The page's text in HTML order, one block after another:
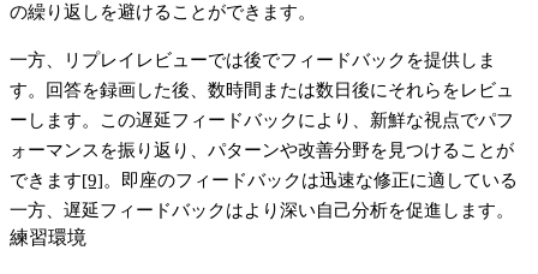
の繰り返しを避けることができます。
一方、 リプレイレビューでは後でフィードバックを提供しま
す。回答を録画した後、数時間または数日後にそれらをレビュ
ーします。この遅延フィードバックにより、新鮮な視点でパフ
ォーマンスを振り返り、パターンや改善分野を見つけることが
できます[9]。即座のフィードバックは迅速な修正に適している
一方、遅延フィードバックはより深い自己分析を促進します。
練習環境